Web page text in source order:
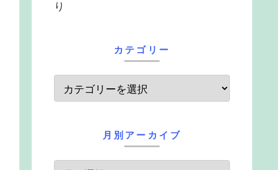
り
カテゴリー
月別アーカイブ